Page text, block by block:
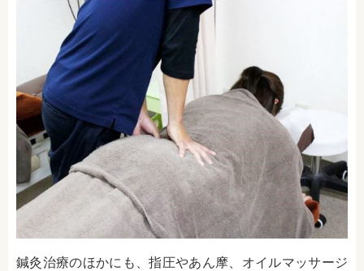
鍼灸治療のほかにも、指圧やあん摩、オイルマッサージ